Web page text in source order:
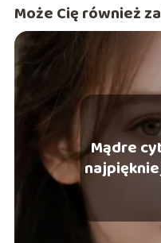
Może Cię również
Mądre